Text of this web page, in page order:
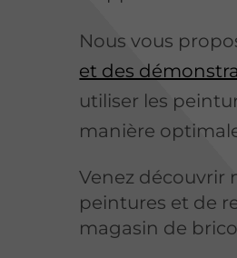
Nous vous
et des
utiliser les
manière
Venez découvrir
peintures et de
magasin de